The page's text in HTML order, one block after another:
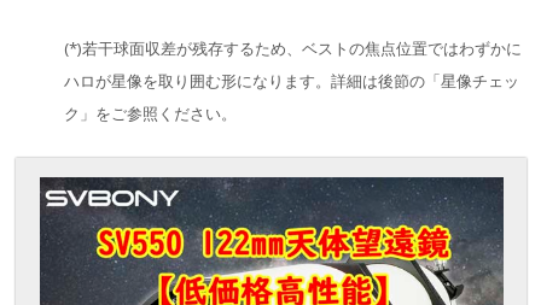
(*)若干球面収差が残存するため、ベストの焦点位置ではわずかに
ハロが星像を取り囲む形になります。詳細は後節の「星像チェッ
ク」をご参照ください。